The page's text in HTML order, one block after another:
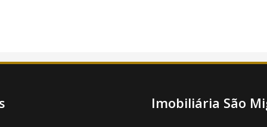
Imobiliária São